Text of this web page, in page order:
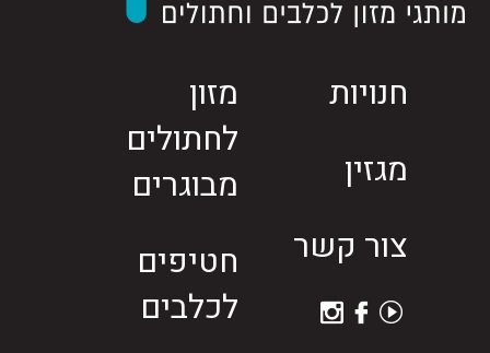
חנויות
מגזין
צור קשר
מזון
לחתולים
מבוגרים
חטיפים
לכלבים